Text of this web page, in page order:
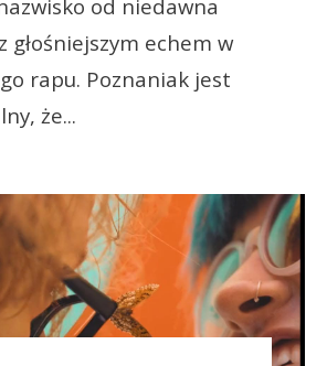
od niedawna
głośniejszym echem w
rapu. Poznaniak jest
że...